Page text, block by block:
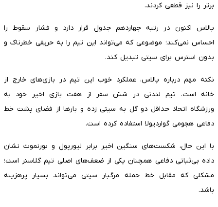
برتر را نیز قطعی کردند.
پالاس اکنون در رتبه چهاردهم جدول قرار دارد و فشار سقوط را
احساس نمی‌کند؛ موضوعی که می‌تواند این تیم را به حریفی خطرناک و
بدون استرس برای سیتی تبدیل کند.
نکته مهم درباره پالاس، عملکرد خوب این تیم در بازی‌های خارج از
خانه است. تیم لندنی در شش سفر از هفت بازی اخیر خود به
ورزشگاه اتحاد حداقل دو گل به سیتی زده و بارها از فضای پشت خط
دفاعی هجومی گواردیولا استفاده کرده است.
با این حال، شکست‌های سنگین اخیر برابر لیورپول و بورنموث نشان
داده بی‌ثباتی دفاعی همچنان یکی از ضعف‌های اصلی تیم گلاسنر است؛
مشکلی که مقابل خط حمله مرگبار سیتی می‌تواند بسیار پرهزینه
باشد.